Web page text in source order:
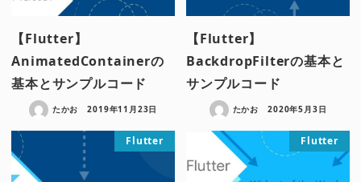
【Flutter】
AnimatedContainerの
基本とサンプルコード
たかお 2019年11月23日
【Flutter】
BackdropFilterの基本と
サンプルコード
たかお 2020年5月3日
Flutter Flutter